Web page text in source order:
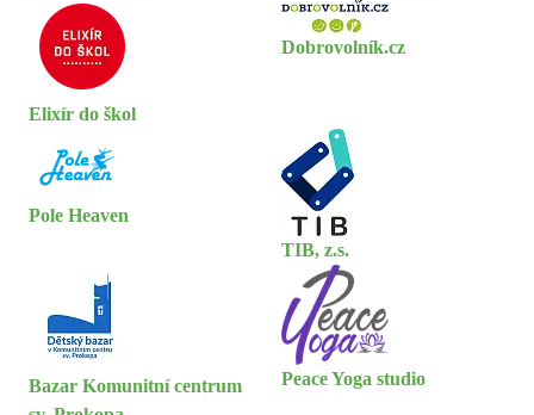
Elixír do škol
Dobrovolník.cz
Pole Heaven
TIB, z.s.
Bazar Komunitní centrum
Peace Yoga studio